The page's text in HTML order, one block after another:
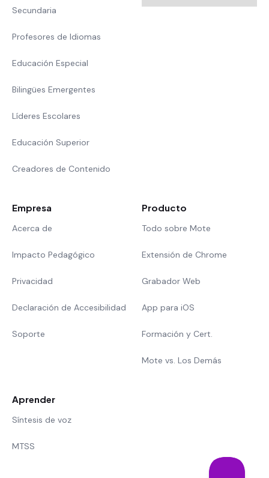
Secundaria
Profesores de Idiomas
Educación Especial
Bilingües Emergentes
Líderes Escolares
Educación Superior
Creadores de Contenido
Empresa
Acerca de
Impacto Pedagógico
Privacidad
Declaración de Accesibilidad
Soporte
Producto
Todo sobre Mote
Extensión de Chrome
Grabador Web
App para iOS
Formación y Cert.
Mote vs. Los Demás
Aprender
Síntesis de voz
MTSS